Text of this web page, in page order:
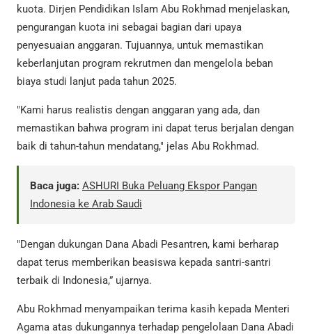
kuota. Dirjen Pendidikan Islam Abu Rokhmad menjelaskan,
pengurangan kuota ini sebagai bagian dari upaya
penyesuaian anggaran. Tujuannya, untuk memastikan
keberlanjutan program rekrutmen dan mengelola beban
biaya studi lanjut pada tahun 2025.
"Kami harus realistis dengan anggaran yang ada, dan
memastikan bahwa program ini dapat terus berjalan dengan
baik di tahun-tahun mendatang," jelas Abu Rokhmad.
Baca juga: ASHURI Buka Peluang Ekspor Pangan
Indonesia ke Arab Saudi
"Dengan dukungan Dana Abadi Pesantren, kami berharap
dapat terus memberikan beasiswa kepada santri-santri
terbaik di Indonesia,” ujarnya.
Abu Rokhmad menyampaikan terima kasih kepada Menteri
Agama atas dukungannya terhadap pengelolaan Dana Abadi